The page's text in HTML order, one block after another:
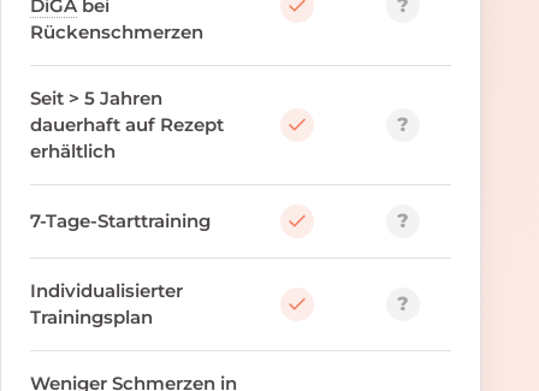
DiGA bei
Rückenschmerzen
?
Seit > 5 Jahren
dauerhaft auf Rezept
erhältlich
?
7-Tage-Starttraining ?
Individualisierter
Trainingsplan
?
Weniger Schmerzen in